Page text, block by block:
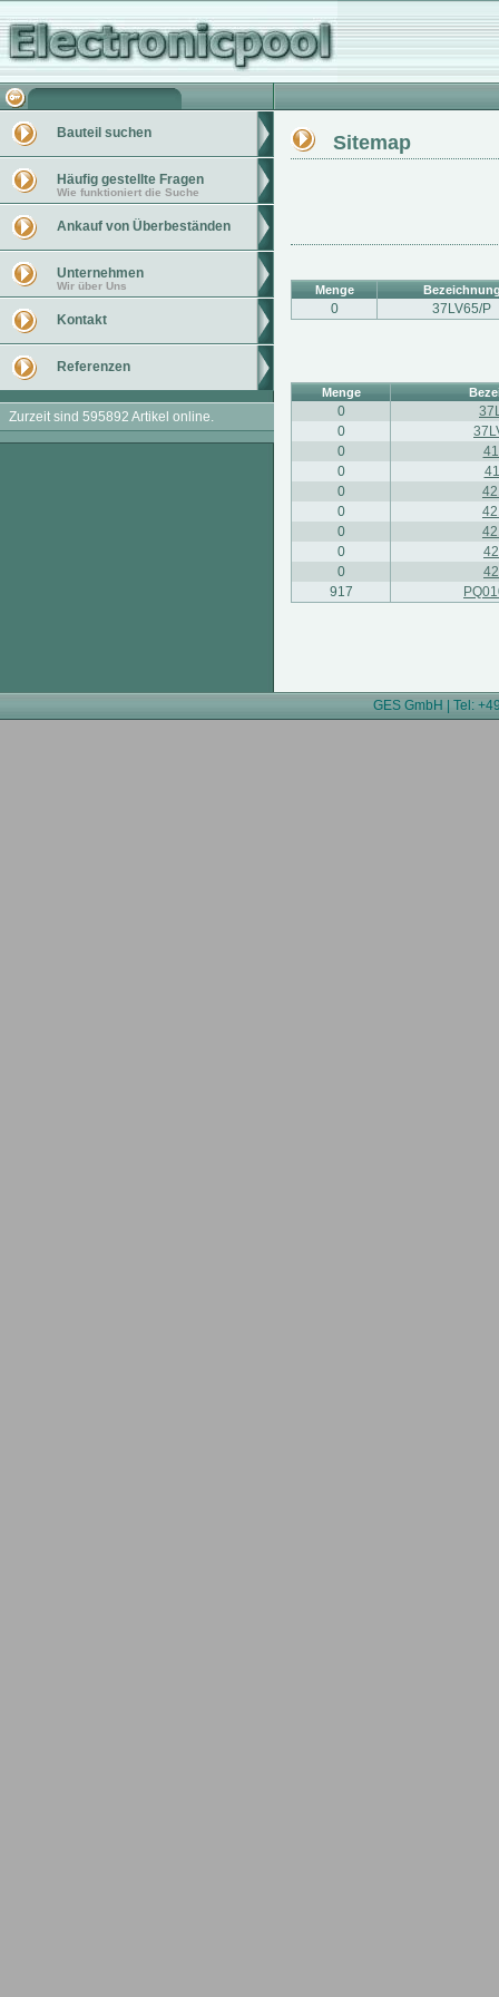
Bauteil suchen
Häufig gestellte Fragen
Wie funktioniert die Suche
Ankauf von Überbeständen
Unternehmen
Wir über Uns
Kontakt
Referenzen
Zurzeit sind 595892 Artikel online.
Sitemap
Menge
0 37LV65/P
Menge
0
0
0
0
0
0
0
0
0
917
GES GmbH | Tel: